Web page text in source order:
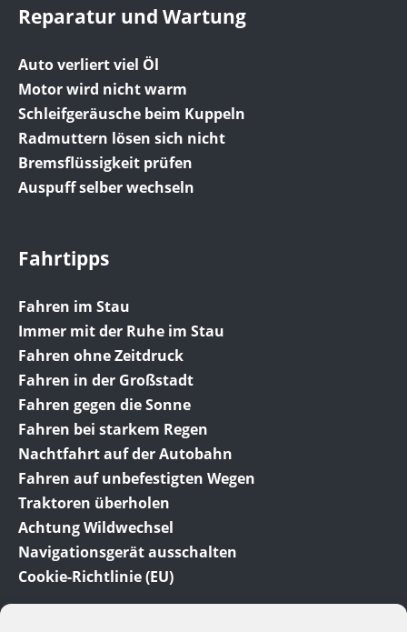
Reparatur und Wartung
Auto verliert viel Öl
Motor wird nicht warm
Schleifgeräusche beim Kuppeln
Radmuttern lösen sich nicht
Bremsflüssigkeit prüfen
Auspuff selber wechseln
Fahrtipps
Fahren im Stau
Immer mit der Ruhe im Stau
Fahren ohne Zeitdruck
Fahren in der Großstadt
Fahren gegen die Sonne
Fahren bei starkem Regen
Nachtfahrt auf der Autobahn
Fahren auf unbefestigten Wegen
Traktoren überholen
Achtung Wildwechsel
Navigationsgerät ausschalten
Cookie-Richtlinie (EU)